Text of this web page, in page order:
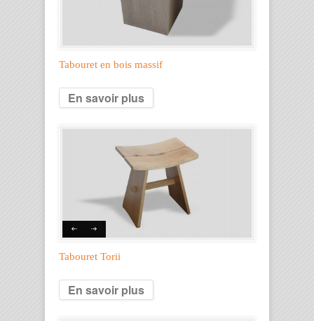
Tabouret en bois massif
En savoir plus
Tabouret Torii
En savoir plus